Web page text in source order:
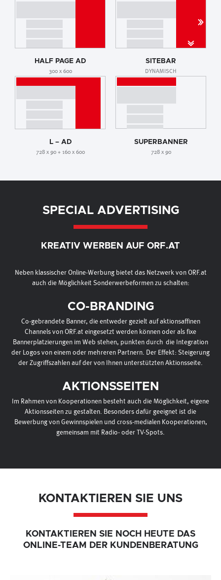
HALF PAGE AD
300 x 600
SITEBAR
DYNAMISCH
L – AD
728 x 90 + 160 x 600
SUPERBANNER
728 x 90
SPECIAL ADVERTISING
KREATIV WERBEN AUF ORF.AT
Neben klassischer Online-Werbung bietet das Netzwerk von ORF.at
auch die Möglichkeit Sonderwerbeformen zu schalten:
CO-BRANDING
Co-gebrandete Banner, die entweder gezielt auf aktionsaffinen
Channels von ORF.at eingesetzt werden können oder als fixe
Bannerplatzierungen im Web stehen, punkten durch die Integration
der Logos von einem oder mehreren Partnern. Der Effekt: Steigerung
der Zugriffszahlen auf der von Ihnen unterstützten Aktionsseite.
AKTIONSSEITEN
Im Rahmen von Kooperationen besteht auch die Möglichkeit, eigene
Aktionsseiten zu gestalten. Besonders dafür geeignet ist die
Bewerbung von Gewinnspielen und cross-medialen Kooperationen,
gemeinsam mit Radio- oder TV-Spots.
KONTAKTIEREN SIE UNS
KONTAKTIEREN SIE NOCH HEUTE DAS
ONLINE-TEAM DER KUNDENBERATUNG